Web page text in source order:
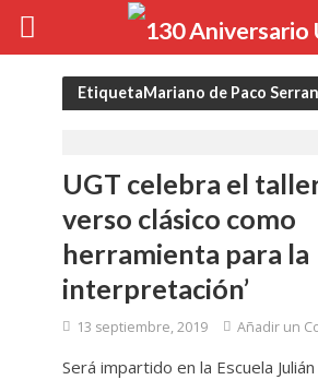
EtiquetaMariano de Paco
UGT celebra el taller
verso clásico como
herramienta para la
interpretación’
13 septiembre, 2019 Añadir un
Será impartido en la Escuela